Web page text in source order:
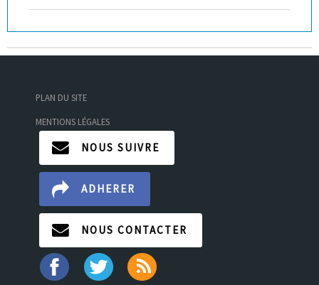
PLAN DU SITE
MENTIONS LÉGALES
NOUS SUIVRE
ADHERER
NOUS CONTACTER